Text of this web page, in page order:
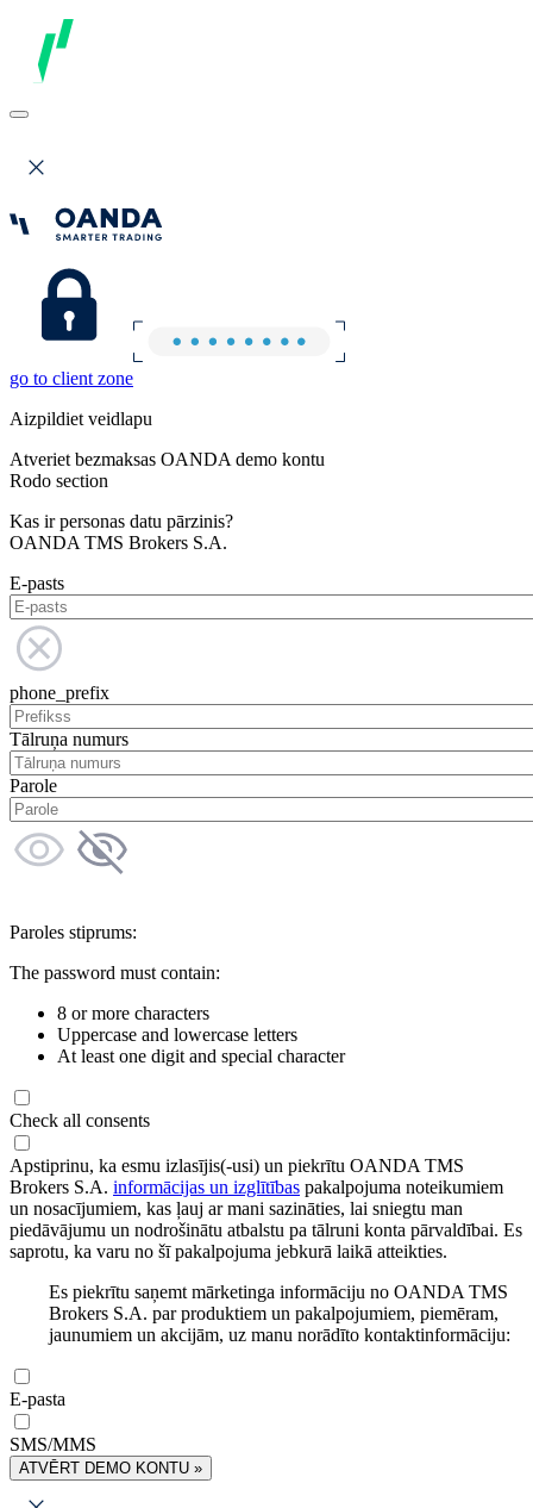
go to client zone
Aizpildiet veidlapu
Atveriet bezmaksas OANDA demo kontu
Rodo section
Kas ir personas datu pārzinis?
OANDA TMS Brokers S.A.
E-pasts
phone_prefix
Tālruņa numurs
Parole
Paroles stiprums:
The password must contain:
8 or more characters
Uppercase and lowercase letters
At least one digit and special character
Check all consents
Apstiprinu, ka esmu izlasījis(-usi) un piekrītu OANDA TMS
Brokers S.A. informācijas un izglītības pakalpojuma noteikumiem
un nosacījumiem, kas ļauj ar mani sazināties, lai sniegtu man
piedāvājumu un nodrošinātu atbalstu pa tālruni konta pārvaldībai. Es
saprotu, ka varu no šī pakalpojuma jebkurā laikā atteikties.
Es piekrītu saņemt mārketinga informāciju no OANDA TMS
Brokers S.A. par produktiem un pakalpojumiem, piemēram,
jaunumiem un akcijām, uz manu norādīto kontaktinformāciju:
E-pasta
SMS/MMS
ATVĒRT DEMO KONTU »